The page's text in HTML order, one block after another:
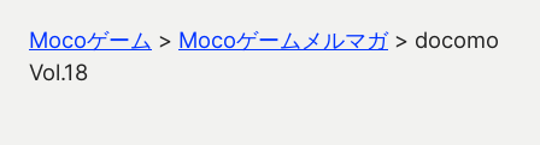
Mocoゲーム > Mocoゲームメルマガ> docomo
Vol.18